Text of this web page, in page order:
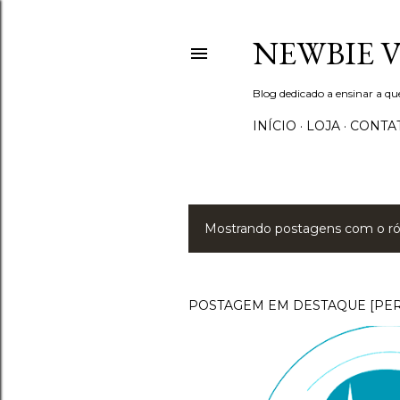
NEWBIE
Blog dedicado a ensinar a
INÍCIO LOJA
P
s
Mostrando postagens com o
POSTAGEM EM DESTAQUE